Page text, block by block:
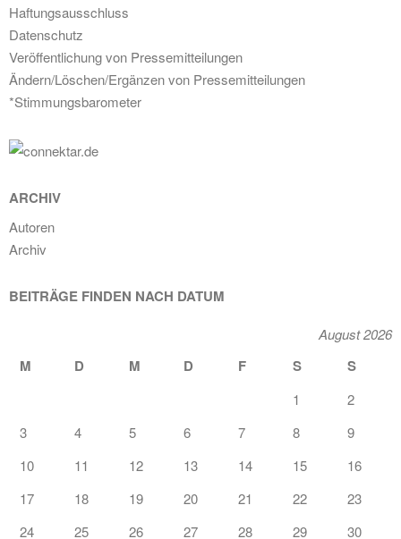
Haftungsausschluss
Datenschutz
Veröffentlichung von Pressemitteilungen
Ändern/Löschen/Ergänzen von Pressemitteilungen
*Stimmungsbarometer
ARCHIV
Autoren
Archiv
BEITRÄGE FINDEN NACH DATUM
August 2026
M D M D F S S
1
2
3
4 5 6 7 8
9
10
11 12 13 14 15
16
17
18 19 20 21 22
23
24
25 26 27 28 29 30